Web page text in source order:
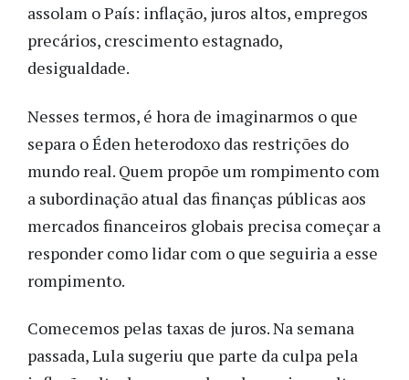
assolam o País: inflação, juros altos, empregos
precários, crescimento estagnado,
desigualdade.
Nesses termos, é hora de imaginarmos o que
separa o Éden heterodoxo das restrições do
mundo real. Quem propõe um rompimento com
a subordinação atual das finanças públicas aos
mercados financeiros globais precisa começar a
responder como lidar com o que seguiria a esse
rompimento.
Comecemos pelas taxas de juros. Na semana
passada, Lula sugeriu que parte da culpa pela